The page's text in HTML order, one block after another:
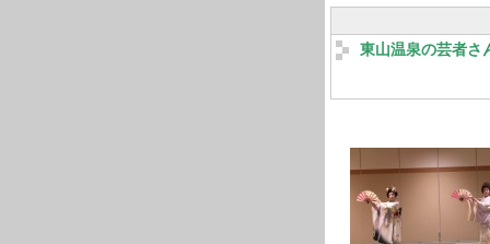
東山温泉の芸者さ